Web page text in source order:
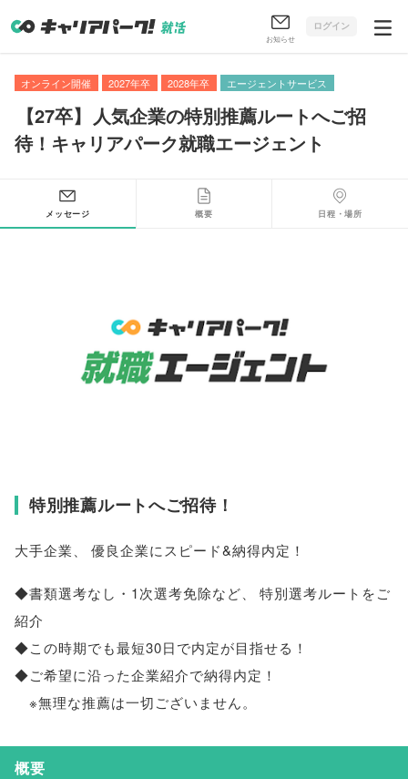
お知らせ
ログイン
オンライン開催 2027年卒 2028年卒 エージェントサービス
【27卒】 人気企業の特別推薦ルートへご招
待！キャリアパーク就職エージェント
メッセージ 概要 日程・場所
特別推薦ルートへご招待！
大手企業、 優良企業にスピード&納得内定！
◆書類選考なし・1次選考免除など、
特別選考ルートをご
紹介
◆この時期でも最短30日で内定が目指せる！
◆ご希望に沿った企業紹介で納得内定！
※無理な推薦は一切ございません。
概要